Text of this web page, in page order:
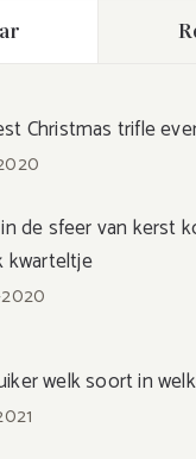
Christmas trifle
de sfeer van kerst
kwarteltje
welk soort in